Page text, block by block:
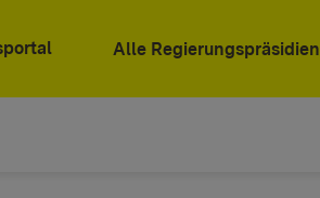
Alle Regierungspräsidien